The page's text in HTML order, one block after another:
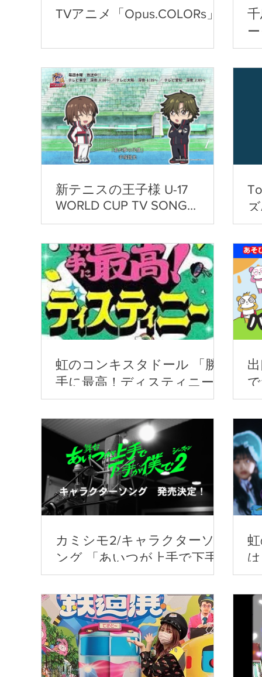
TVアニメ「Opus.COLORs」
新テニスの王子様 U-17
WORLD CUP TV SONG
虹のコンキスタドール 「勝
手に最高！ディスティニー」
カミシモ2/キャラクターソ
ング 「あいつが上手で下手
が僕で」シーズン2 EP
♡